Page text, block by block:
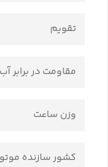
تقویم
مقاومت در برابر آب
وزن ساعت
کشور سازنده